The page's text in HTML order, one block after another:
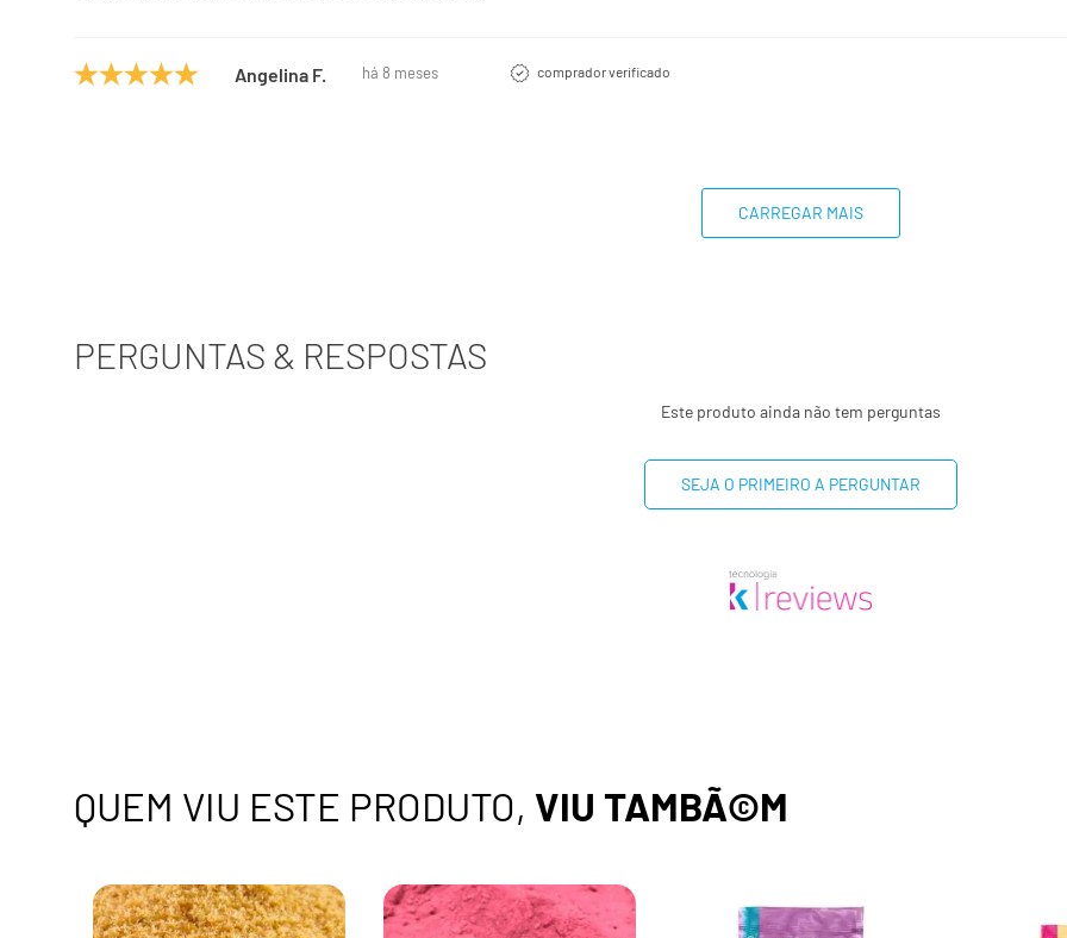
Angelina F. há 8 meses comprador verificado
CARREGAR MAIS
PERGUNTAS & RESPOSTAS
Este produto ainda não tem perguntas
SEJA O PRIMEIRO A PERGUNTAR
QUEM VIU ESTE PRODUTO, VIU TAMBÃ©M